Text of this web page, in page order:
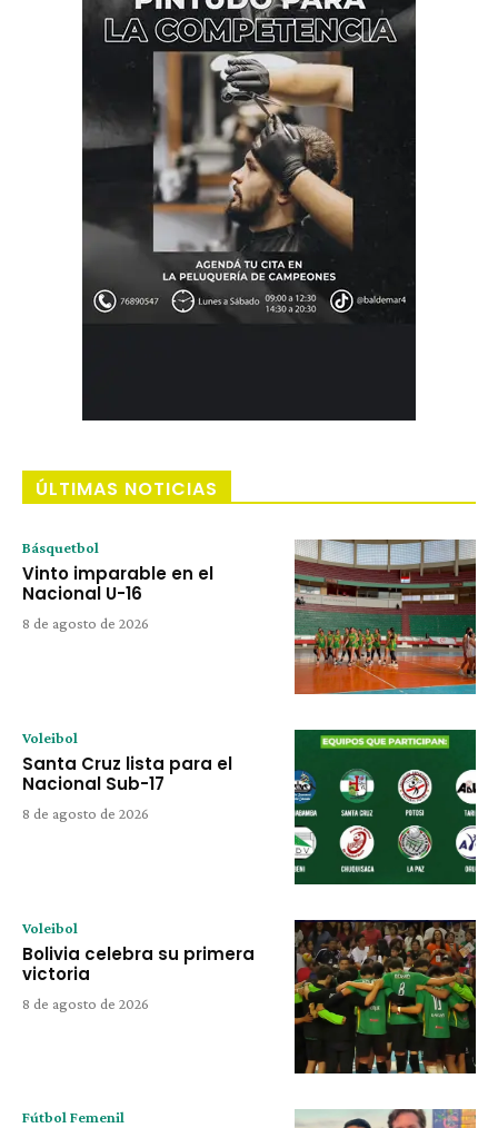
ÚLTIMAS NOTICIAS
Básquetbol
Vinto imparable en el
Nacional U-16
8 de agosto de 2026
Voleibol
Santa Cruz lista para el
Nacional Sub-17
8 de agosto de 2026
Voleibol
Bolivia celebra su primera
victoria
8 de agosto de 2026
Fútbol Femenil